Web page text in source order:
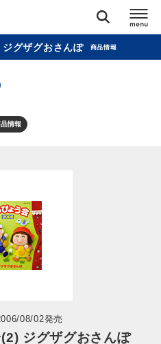
グザグおさんぽ 商品情報
情報
08/02発売
ジグザグおさんぽ